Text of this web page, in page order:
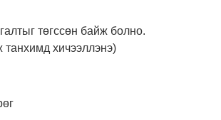
төгссөн байж болно.
хичээллэнэ)